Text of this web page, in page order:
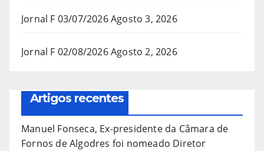
Jornal F 03/07/2026Agosto 3, 2026
Jornal F 02/08/2026Agosto 2, 2026
Artigos recentes
Manuel Fonseca, Ex-presidente da Câmara de
Fornos de Algodres foi nomeado Diretor